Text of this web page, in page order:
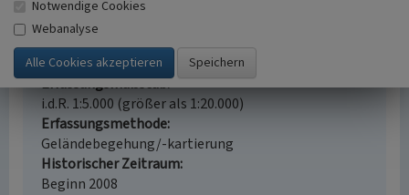
50259 Pulheim - Geyen
Fachsicht(en)
Kulturlandschaftspflege
Erfassungsmaßstab
i.d.R. 1:5.000 (größer als 1:20.000)
Erfassungsmethode
Geländebegehung/-kartierung
Historischer Zeitraum
Beginn 2008
Notwendige Cookies
Webanalyse